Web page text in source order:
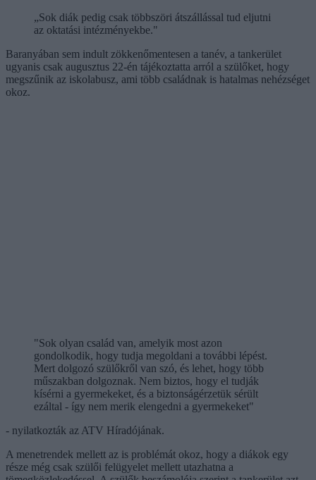
„Sok diák pedig csak többszöri átszállással tud eljutni
az oktatási intézményekbe."
Baranyában sem indult zökkenőmentesen a tanév, a tankerület
ugyanis csak augusztus 22-én tájékoztatta arról a szülőket, hogy
megszűnik az iskolabusz, ami több családnak is hatalmas nehézséget
okoz.
"Sok olyan család van, amelyik most azon
gondolkodik, hogy tudja megoldani a további lépést.
Mert dolgozó szülőkről van szó, és lehet, hogy több
műszakban dolgoznak. Nem biztos, hogy el tudják
kísérni a gyermekeket, és a biztonságérzetük sérült
ezáltal - így nem merik elengedni a gyermekeket"
- nyilatkozták az ATV Híradójának.
A menetrendek mellett az is problémát okoz, hogy a diákok egy
része még csak szülői felügyelet mellett utazhatna a